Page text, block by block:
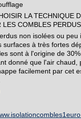
LA TECHNIQUE
LES COMBLES
non isolées ou peu
surfaces à très fortes
sont à l'origine de
donné que l'air chaud,
facilement par cet